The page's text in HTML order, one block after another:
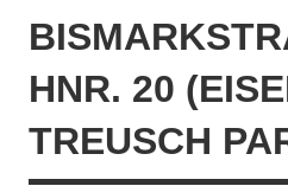
NR. 20
REUSCH